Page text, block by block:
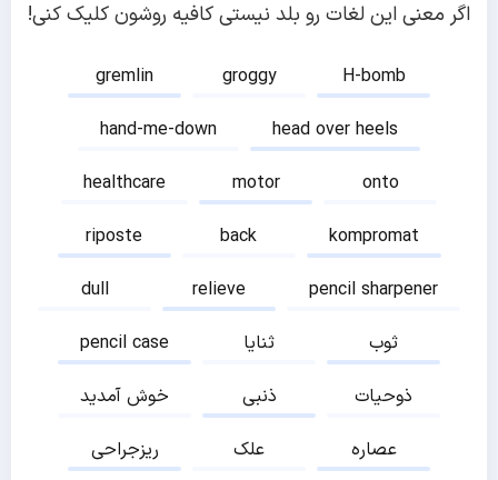
اگر معنی این لغات رو بلد نیستی کافیه روشون کلیک کنی!
gremlin groggy
H-bomb
hand-me-down
head over heels
healthcare
motor
onto
riposte
back
kompromat
dull
relieve
pencil sharpener
pencil case
ثنایا
ثوب
خوش آمدید
ذنبی
ذوحیات
ریزجراحی
علک
عصاره